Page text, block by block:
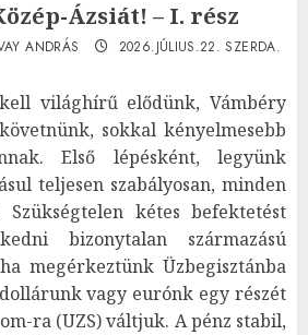
Ázsiát! – I. rész
ANDRÁS
2026.JÚLIUS.22. SZERDA.
világhírű elődünk, Vámbéry
sokkal kényelmesebb
Első lépésként, legyünk
teljesen szabályosan, minden
kétes befektetést
bizonytalan származású
megérkeztünk Üzbegisztánba
vagy eurónk egy részét
ra (UZS) váltjuk. A pénz stabil,